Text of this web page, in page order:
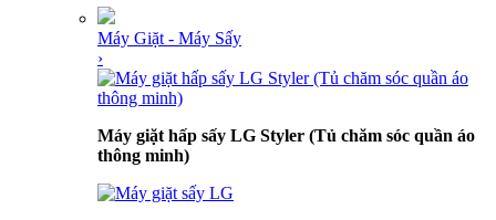
Máy Giặt - Máy Sấy
›
Máy giặt hấp sấy LG Styler (Tủ chăm sóc quần áo
thông minh)